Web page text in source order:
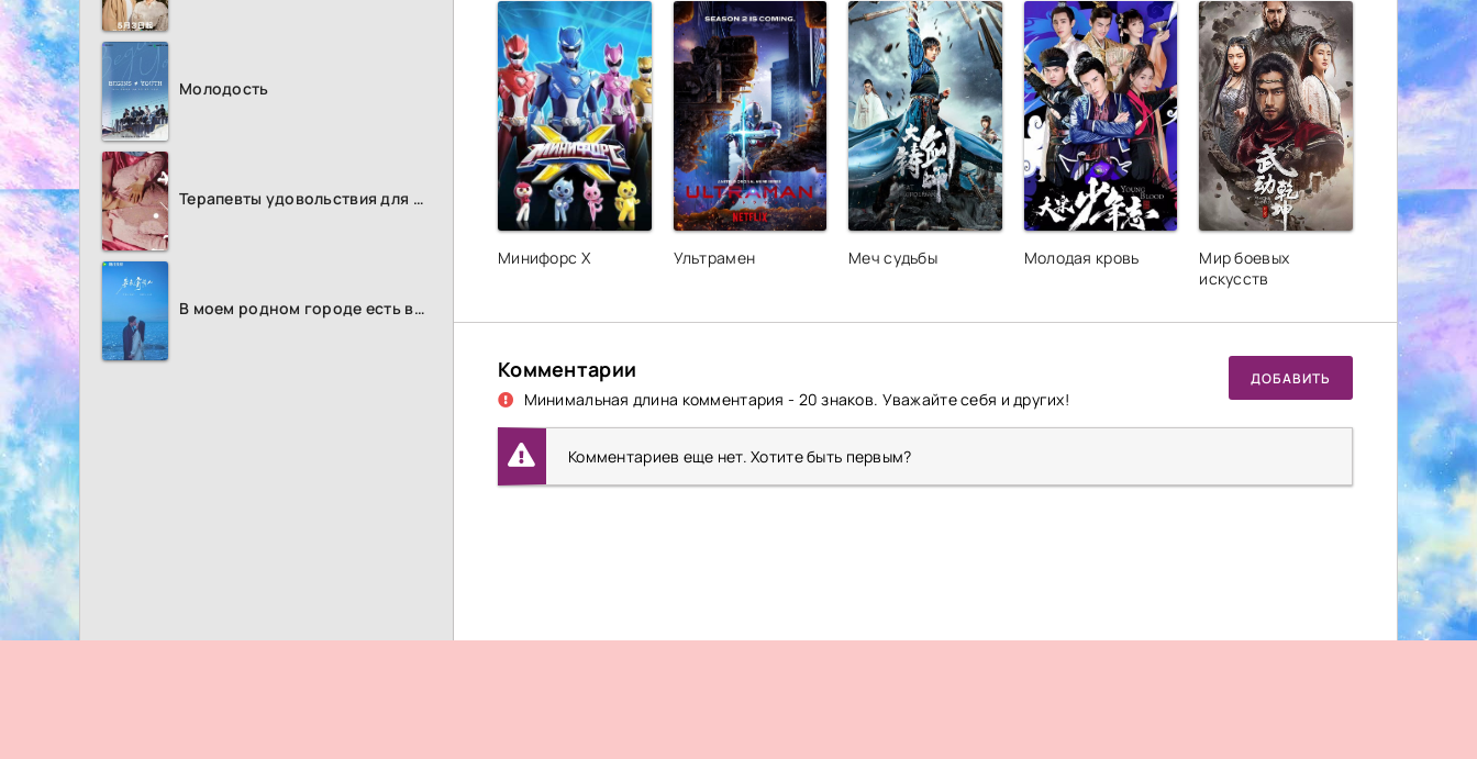
Молодость
Терапевты удовольствия для женщин
В моем родном городе есть возлюбленный
Минифорс X Ультрамен Меч судьбы Молодая кровь
Мир боевых
искусств
Комментарии
Минимальная длина комментария - 20 знаков. Уважайте себя и других!
ДОБАВИТЬ
Комментариев еще нет. Хотите быть первым?